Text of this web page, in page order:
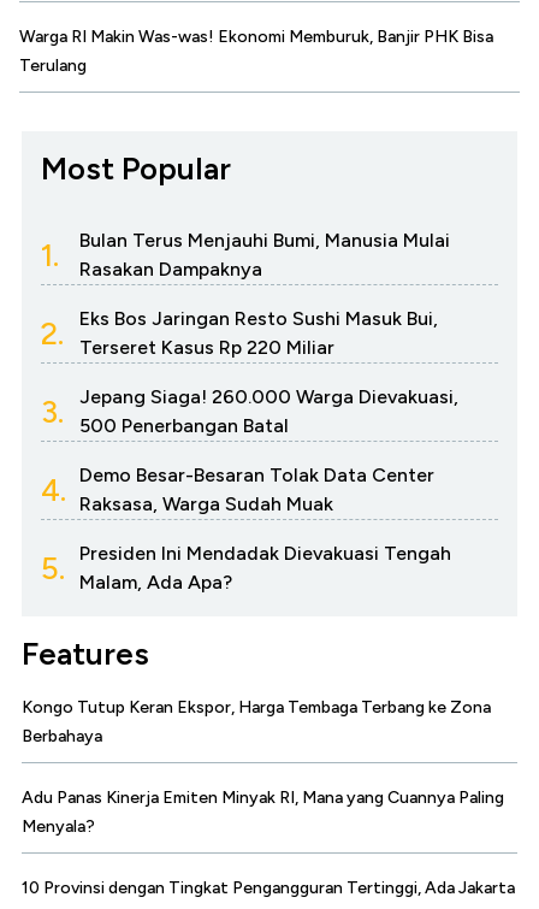
Warga RI Makin Was-was! Ekonomi Memburuk, Banjir PHK Bisa
Terulang
Most Popular
1.
Bulan Terus Menjauhi Bumi, Manusia Mulai
Rasakan Dampaknya
2.
Eks Bos Jaringan Resto Sushi Masuk Bui,
Terseret Kasus Rp 220 Miliar
3.
Jepang Siaga! 260.000 Warga Dievakuasi,
500 Penerbangan Batal
4.
Demo Besar-Besaran Tolak Data Center
Raksasa, Warga Sudah Muak
5.
Presiden Ini Mendadak Dievakuasi Tengah
Malam, Ada Apa?
Features
Kongo Tutup Keran Ekspor, Harga Tembaga Terbang ke Zona
Berbahaya
Adu Panas Kinerja Emiten Minyak RI, Mana yang Cuannya Paling
Menyala?
10 Provinsi dengan Tingkat Pengangguran Tertinggi, Ada Jakarta